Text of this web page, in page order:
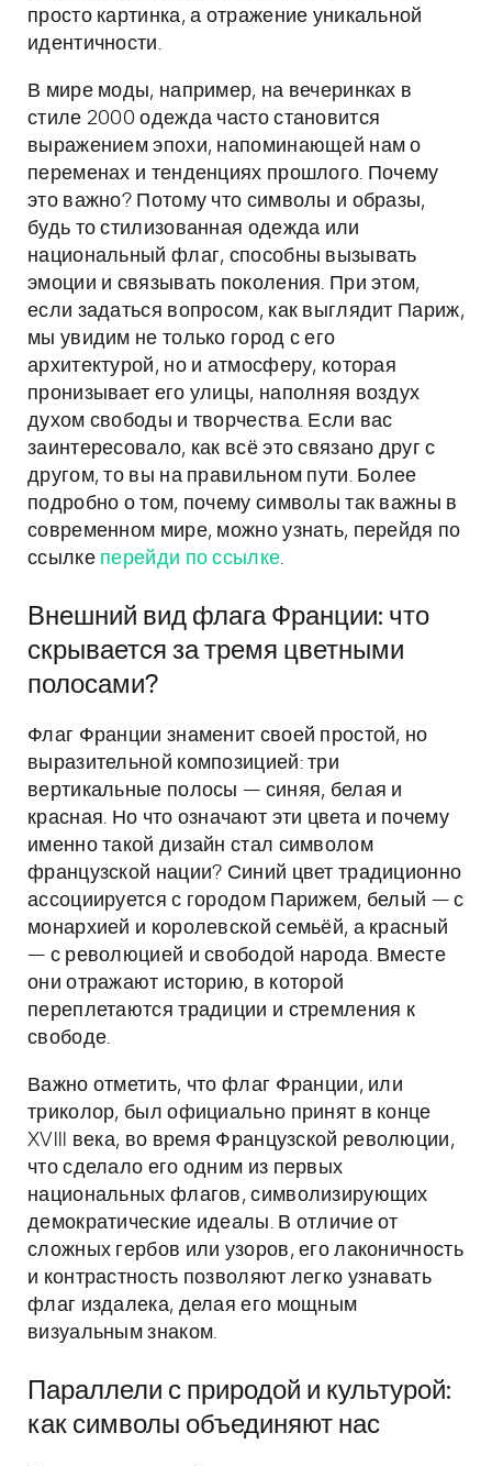
просто картинка, а отражение уникальной
идентичности.
В мире моды, например, на вечеринках в
стиле 2000 одежда часто становится
выражением эпохи, напоминающей нам о
переменах и тенденциях прошлого. Почему
это важно? Потому что символы и образы,
будь то стилизованная одежда или
национальный флаг, способны вызывать
эмоции и связывать поколения. При этом,
если задаться вопросом, как выглядит Париж,
мы увидим не только город с его
архитектурой, но и атмосферу, которая
пронизывает его улицы, наполняя воздух
духом свободы и творчества. Если вас
заинтересовало, как всё это связано друг с
другом, то вы на правильном пути. Более
подробно о том, почему символы так важны в
современном мире, можно узнать, перейдя по
ссылке перейди по ссылке.
Внешний вид флага Франции: что
скрывается за тремя цветными
полосами?
Флаг Франции знаменит своей простой, но
выразительной композицией: три
вертикальные полосы — синяя, белая и
красная. Но что означают эти цвета и почему
именно такой дизайн стал символом
французской нации? Синий цвет традиционно
ассоциируется с городом Парижем, белый — с
монархией и королевской семьёй, а красный
— с революцией и свободой народа. Вместе
они отражают историю, в которой
переплетаются традиции и стремления к
свободе.
Важно отметить, что флаг Франции, или
триколор, был официально принят в конце
XVIII века, во время Французской революции,
что сделало его одним из первых
национальных флагов, символизирующих
демократические идеалы. В отличие от
сложных гербов или узоров, его лаконичность
и контрастность позволяют легко узнавать
флаг издалека, делая его мощным
визуальным знаком.
Параллели с природой и культурой:
как символы объединяют нас